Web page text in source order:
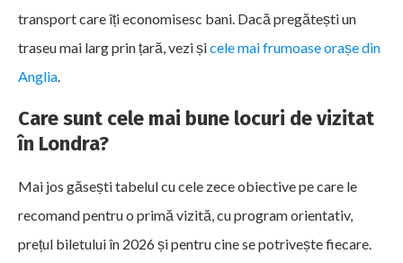
transport care îți economisesc bani. Dacă pregătești un
traseu mai larg prin țară, vezi șicele mai frumoase orașe din
Anglia.
Care sunt cele mai bune locuri de vizitat
în Londra?
Mai jos găsești tabelul cu cele zece obiective pe care le
recomand pentru o primă vizită, cu program orientativ,
prețul biletului în 2026 și pentru cine se potrivește fiecare.